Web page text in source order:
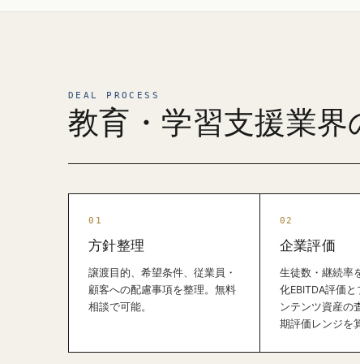
DEAL PROCESS
教育・学習支援業
方針整理
譲渡目的、希望条件、従業員・
顧客への配慮事項を整理。無料
相談で可能。
企業評価
生徒数・継続率
化EBITDA評価
ンテンツ資産の
期評価レンジを